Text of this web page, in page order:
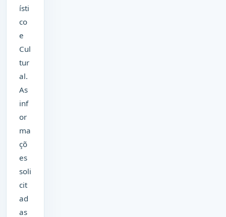
ísti
co
e
Cul
tur
al.
As
inf
or
ma
çõ
es
soli
cit
ad
as